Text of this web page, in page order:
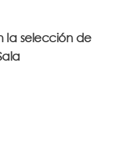
la selección de